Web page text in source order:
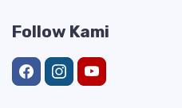
Follow Kami